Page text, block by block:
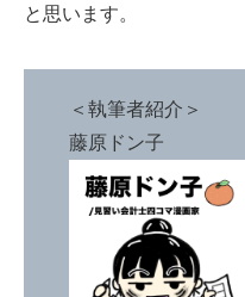
と思います。
＜執筆者紹介＞
藤原ドン子